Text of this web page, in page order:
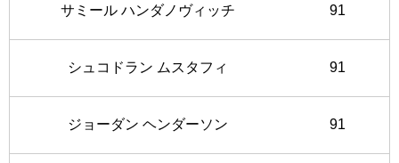
サミール ハンダノヴィッチ 91
シュコドラン ムスタフィ 91
ジョーダン ヘンダーソン 91